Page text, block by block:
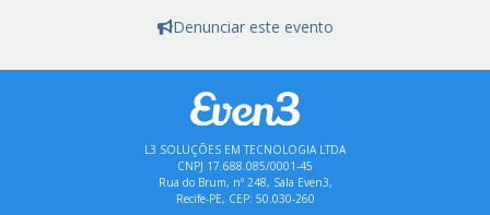
Denunciar este evento
L3 SOLUÇÕES EM TECNOLOGIA LTDA
CNPJ 17.688.085/0001-45
Rua do Brum, nº 248, Sala Even3,
Recife-PE, CEP: 50.030-260